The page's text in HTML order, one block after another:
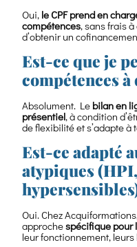
Oui, le CPF prend en
compétences, sans frais
d’obtenir un
Est-ce que je
compétences à
Absolument. Le bilan en
présentiel, à condition
de flexibilité et s’adapte à
Est-ce adapté
atypiques
Oui. Chez
approchespécifique pour
leur fonctionnement,